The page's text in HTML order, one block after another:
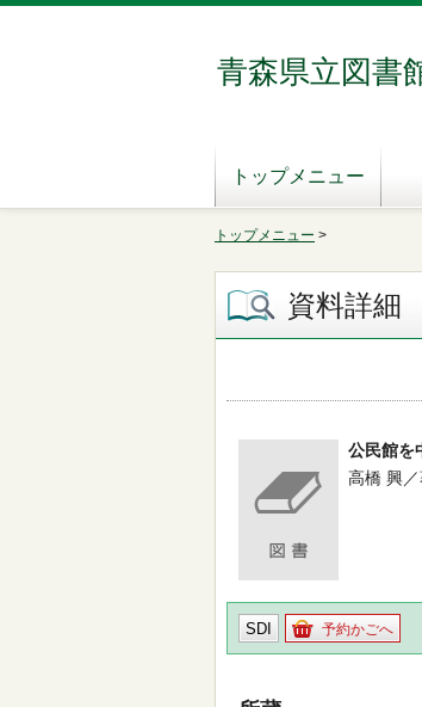
青森県立図書
トップメニュー
トップメニュー >
資料詳細
公民館を
高橋 興
SDI 予約かごへ